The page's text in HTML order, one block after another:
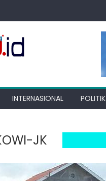
INTERNASIONAL POLITIK
JK